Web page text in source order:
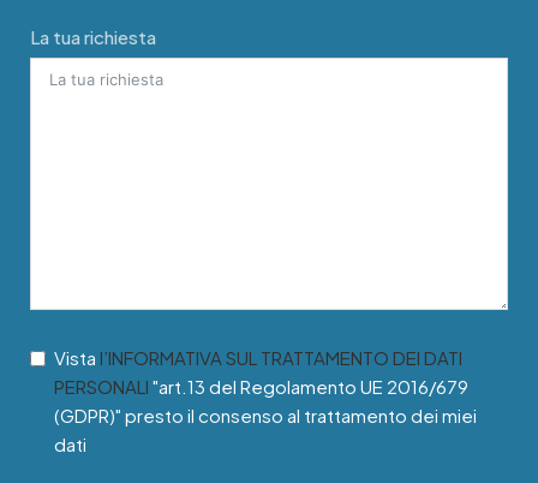
La tua richiesta
Vista l’INFORMATIVA SUL TRATTAMENTO DEI DATI
PERSONALI "art.13 del Regolamento UE 2016/679
(GDPR)" presto il consenso al trattamento dei miei
dati